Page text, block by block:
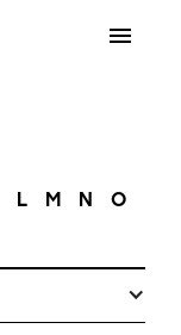
L M N O